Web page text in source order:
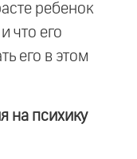
ребенок
что его
его в этом
на психику